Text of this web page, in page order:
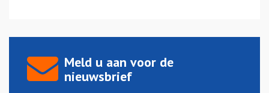
Meld u aan voor de
nieuwsbrief